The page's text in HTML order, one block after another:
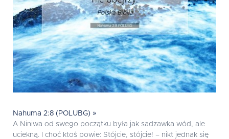
Nahuma 2:8 (POLUBG) »
A Niniwa od swego początku była jak sadzawka wód, ale
uciekną. I choć ktoś powie: Stójcie, stójcie! – nikt jednak się